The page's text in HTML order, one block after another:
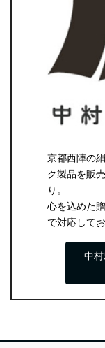
京都西陣の
ク製品を販
り。
心を込めた
で対応してお
中